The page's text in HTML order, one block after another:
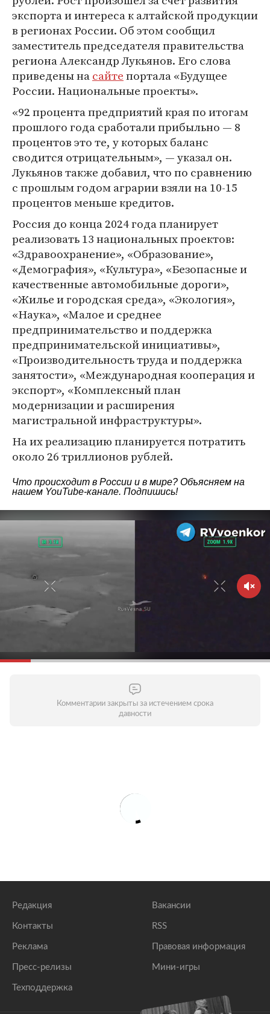
экспорта и интереса к алтайской продукции
в регионах России. Об этом сообщил
заместитель председателя правительства
региона Александр Лукьянов. Его слова
приведены насайтепортала «Будущее
России. Национальные проекты».
«92 процента предприятий края по итогам
прошлого года сработали прибыльно — 8
процентов это те, у которых баланс
сводится отрицательным», — указал он.
Лукьянов также добавил, что по сравнению
с прошлым годом аграрии взяли на 10-15
процентов меньше кредитов.
Россия до конца 2024 года планирует
реализовать 13 национальных проектов:
«Здравоохранение», «Образование»,
«Демография», «Культура», «Безопасные и
качественные автомобильные дороги»,
«Жилье и городская среда», «Экология»,
«Наука», «Малое и среднее
предпринимательство и поддержка
предпринимательской инициативы»,
«Производительность труда и поддержка
занятости», «Международная кооперация и
экспорт», «Комплексный план
модернизации и расширения
магистральной инфраструктуры».
На их реализацию планируется потратить
около 26 триллионов рублей.
Что происходит в России и в мире? Объясняем на
нашем YouTube-канале. Подпишись!
Комментарии закрыты за истечением срока
давности
Редакция
Контакты
Реклама
Пресс-релизы
Техподдержка
Вакансии
RSS
Правовая информация
Мини-игры